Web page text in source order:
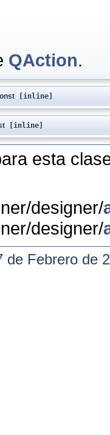
QAction.
[inline]
[inline]
esta
designer/
designer/
de Febrero de